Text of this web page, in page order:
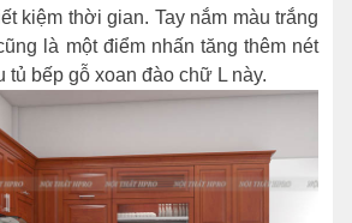
kiệm thời gian. Tay nắm màu trắng
là một điểm nhấn tăng thêm nét
tủ bếp gỗ xoan đào chữ L này.